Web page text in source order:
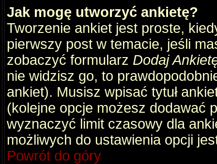
Jak mogę utworzyć ankietę?
Tworzenie ankiet jest proste,
pierwszy post w temacie, jeśli
zobaczyć formularz Dodaj
nie widzisz go, to
ankiet). Musisz wpisać tytuł
(kolejne opcje możesz dodawać
wyznaczyć limit czasowy dla
możliwych do ustawienia opcji
Powrót do góry